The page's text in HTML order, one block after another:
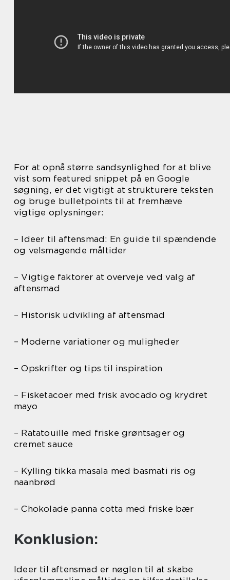
For at opnå større sandsynlighed for at blive
vist som featured snippet på en Google
søgning, er det vigtigt at strukturere teksten
og bruge bulletpoints til at fremhæve
vigtige oplysninger:
– Ideer til aftensmad: En guide til spændende
og velsmagende måltider
– Vigtige faktorer at overveje ved valg af
aftensmad
– Historisk udvikling af aftensmad
– Moderne variationer og muligheder
– Opskrifter og tips til inspiration
– Fisketacoer med frisk avocado og krydret
mayo
– Ratatouille med friske grøntsager og
cremet sauce
– Kylling tikka masala med basmati ris og
naanbrød
– Chokolade panna cotta med friske bær
Konklusion:
Ideer til aftensmad er nøglen til at skabe